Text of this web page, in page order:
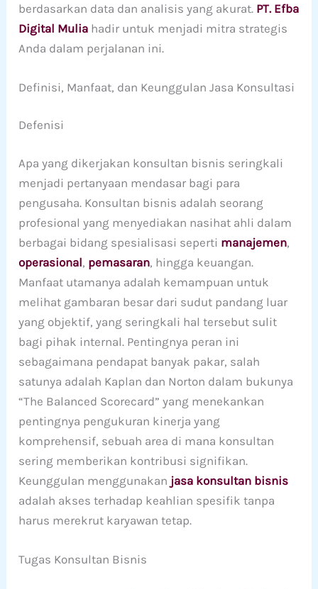
berdasarkan data dan analisis yang akurat. PT. Efba
Digital Mulia hadir untuk menjadi mitra strategis
Anda dalam perjalanan ini.
Definisi, Manfaat, dan Keunggulan Jasa Konsultasi
Defenisi
Apa yang dikerjakan konsultan bisnis seringkali
menjadi pertanyaan mendasar bagi para
pengusaha. Konsultan bisnis adalah seorang
profesional yang menyediakan nasihat ahli dalam
berbagai bidang spesialisasi seperti manajemen,
operasional, pemasaran, hingga keuangan.
Manfaat utamanya adalah kemampuan untuk
melihat gambaran besar dari sudut pandang luar
yang objektif, yang seringkali hal tersebut sulit
bagi pihak internal. Pentingnya peran ini
sebagaimana pendapat banyak pakar, salah
satunya adalah Kaplan dan Norton dalam bukunya
“The Balanced Scorecard” yang menekankan
pentingnya pengukuran kinerja yang
komprehensif, sebuah area di mana konsultan
sering memberikan kontribusi signifikan.
Keunggulan menggunakan jasa konsultan bisnis
adalah akses terhadap keahlian spesifik tanpa
harus merekrut karyawan tetap.
Tugas Konsultan Bisnis